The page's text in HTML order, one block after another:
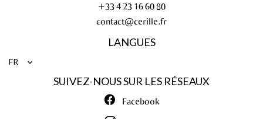
+33 4 23 16 60 80
contact@cerille.fr
LANGUES
FR
SUIVEZ-NOUS SUR LES RÉSEAUX
Facebook